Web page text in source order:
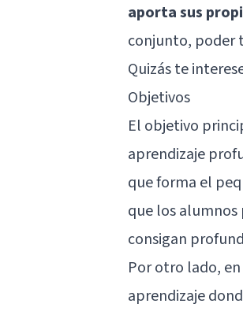
aporta sus
conjunto, poder
Quizás te
Objetivos
El objetivo
aprendizaje
que forma el
que los
consigan
Por otro lado,
aprendizaje